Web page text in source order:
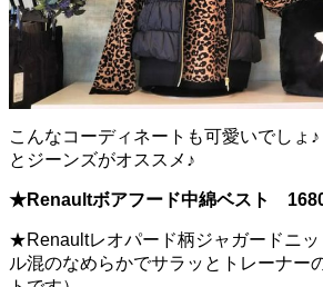
こんなコーディネートも可愛いでし
とジーンズがオススメ♪
★Renaultボアフード中綿ベスト
★Renaultレオパード柄ジャガードニ
ル混のなめらかでサラッとトレーナー